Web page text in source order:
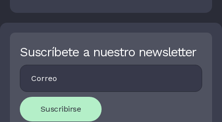
Suscríbete a nuestro newsletter
Footer
Newsletter
Suscribirse
I
O
U
A
R